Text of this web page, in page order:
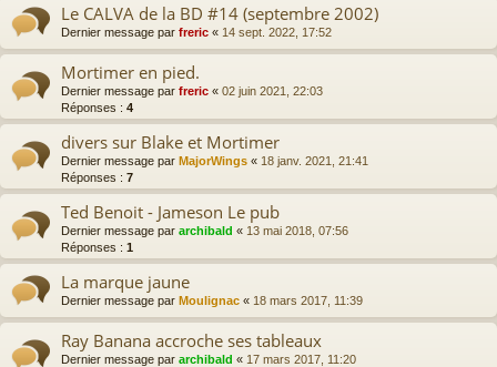
Le CALVA de la BD #14 (septembre 2002)
Dernier message par freric « 14 sept. 2022, 17:52
Mortimer en pied.
Dernier message par freric « 02 juin 2021, 22:03
Réponses : 4
divers sur Blake et Mortimer
Dernier message par MajorWings « 18 janv. 2021, 21:41
Réponses : 7
Ted Benoit - Jameson Le pub
Dernier message par archibald « 13 mai 2018, 07:56
Réponses : 1
La marque jaune
Dernier message par Moulignac « 18 mars 2017, 11:39
Ray Banana accroche ses tableaux
Dernier message par archibald « 17 mars 2017, 11:20